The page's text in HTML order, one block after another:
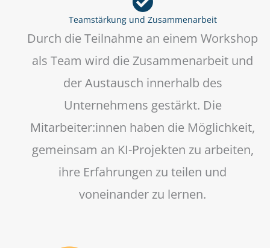
Teamstärkung und Zusammenarbeit
Durch die Teilnahme an einem Workshop
als Team wird die Zusammenarbeit und
der Austausch innerhalb des
Unternehmens gestärkt. Die
Mitarbeiter:innen haben die Möglichkeit,
gemeinsam an KI-Projekten zu arbeiten,
ihre Erfahrungen zu teilen und
voneinander zu lernen.